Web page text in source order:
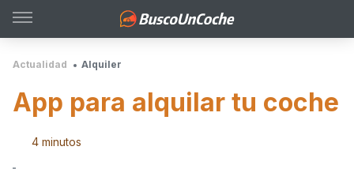
Actualidad Alquiler
App para alquilar tu coche
4 minutos